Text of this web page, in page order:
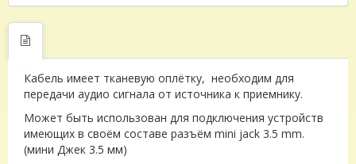
Кабель имеет тканевую оплётку, необходим для
передачи аудио сигнала от источника к приемнику.
Может быть использован для подключения устройств
имеющих в своём составе разъём mini jack 3.5 mm.
(мини Джек 3.5 мм)